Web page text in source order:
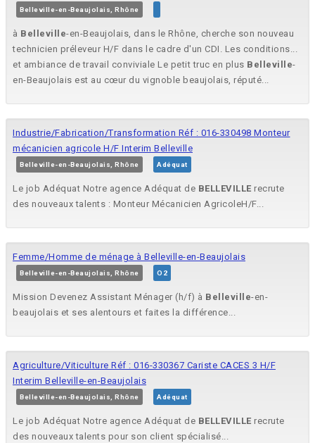
Belleville-en-Beaujolais, Rhône
à Belleville-en-Beaujolais, dans le Rhône, cherche son nouveau
technicien préleveur H/F dans le cadre d'un CDI. Les conditions...
et ambiance de travail conviviale Le petit truc en plus Belleville-
en-Beaujolais est au cœur du vignoble beaujolais, réputé...
Industrie/Fabrication/Transformation Réf : 016-330498 Monteur
mécanicien agricole H/F Interim Belleville
Belleville-en-Beaujolais, Rhône Adéquat
Le job Adéquat Notre agence Adéquat de BELLEVILLE recrute
des nouveaux talents : Monteur Mécanicien AgricoleH/F...
Femme/Homme de ménage à Belleville-en-Beaujolais
Belleville-en-Beaujolais, Rhône O2
Mission Devenez Assistant Ménager (h/f) à Belleville-en-
beaujolais et ses alentours et faites la différence...
Agriculture/Viticulture Réf : 016-330367 Cariste CACES 3 H/F
Interim Belleville-en-Beaujolais
Belleville-en-Beaujolais, Rhône Adéquat
Le job Adéquat Notre agence Adéquat de BELLEVILLE recrute
des nouveaux talents pour son client spécialisé...